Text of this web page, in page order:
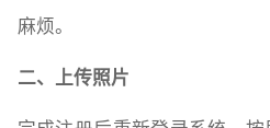
麻烦。
二、上传照片